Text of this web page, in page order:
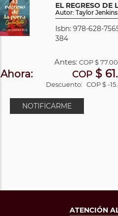
EL REGRESO DE
Autor: Taylor
Isbn: 978-628-
384
Antes:COP$
Ahora: COP $
Descuento: COP $ -
NOTIFICARME
ATENCIÓN